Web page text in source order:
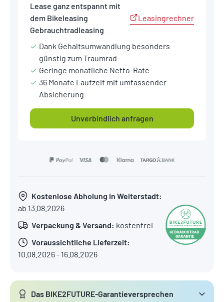
Lease ganz entspannt mit
dem Bikeleasing
Gebrauchtradleasing
Leasingrechner
Dank Gehaltsumwandlung besonders
günstig zum Traumrad
Geringe monatliche Netto-Rate
36 Monate Laufzeit mit umfassender
Absicherung
Unverbindlich anfragen
Kostenlose Abholung in Weiterstadt:
ab 13.08.2026
Verpackung & Versand: kostenfrei
Voraussichtliche Lieferzeit:
10.08.2026 - 16.08.2026
Das BIKE2FUTURE-Garantieversprechen